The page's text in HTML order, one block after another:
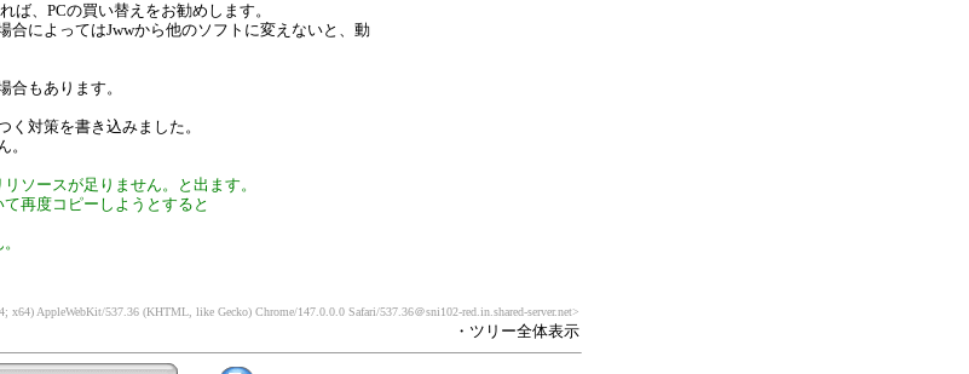
ば、PCの買い替えをお勧めします。
合によってはJwwから他のソフトに変えないと、動
合もあります。
く対策を書き込みました。
。
ソースが足りません。と出ます。
再度コピーしようとすると
x64) AppleWebKit/537.36 (KHTML, like Gecko) Chrome/147.0.0.0 Safari/537.36＠sni102-red.in.shared-server.net>
・ツリー全体表示